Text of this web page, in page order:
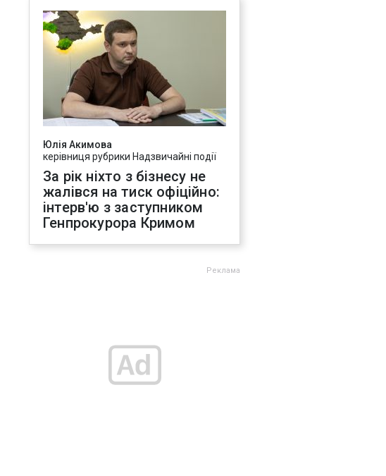
Юлія Акимова
керівниця рубрики Надзвичайні події
За рік ніхто з бізнесу не
жалівся на тиск офіційно:
інтерв'ю з заступником
Генпрокурора Кримом